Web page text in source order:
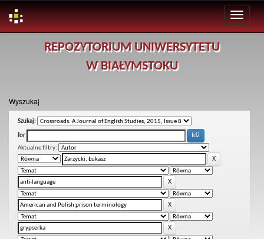
REPOZYTORIUM UNIWERSYTETU
W BIAŁYMSTOKU
Wyszukaj
Szukaj:
for
Aktualne filtry: